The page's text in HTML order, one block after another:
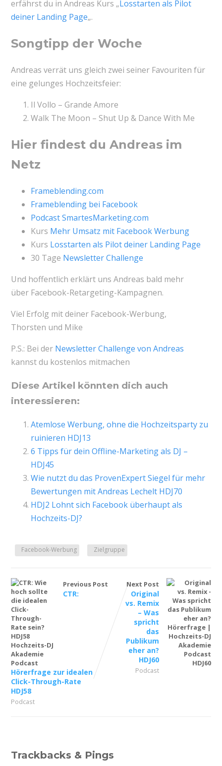
erfährst du in Andreas Kurs „Losstarten als Pilot
deiner Landing Page„.
Songtipp der Woche
Andreas verrät uns gleich zwei seiner Favouriten für
eine gelunges Hochzeitsfeier:
Il Vollo – Grande Amore
Walk The Moon – Shut Up & Dance With Me
Hier findest du Andreas im
Netz
Frameblending.com
Frameblending bei Facebook
Podcast SmartesMarketing.com
Kurs Mehr Umsatz mit Facebook Werbung
Kurs Losstarten als Pilot deiner Landing Page
30 Tage Newsletter Challenge
Und hoffentlich erklärt uns Andreas bald mehr
über Facebook-Retargeting-Kampagnen.
Viel Erfolg mit deiner Facebook-Werbung,
Thorsten und Mike
P.S.: Bei der Newsletter Challenge von Andreas
kannst du kostenlos mitmachen
Diese Artikel könnten dich auch
interessieren:
Atemlose Werbung, ohne die Hochzeitsparty zu
ruinieren HDJ13
6 Tipps für dein Offline-Marketing als DJ –
HDJ45
Wie nutzt du das ProvenExpert Siegel für mehr
Bewertungen mit Andreas Lechelt HDJ70
HDJ2 Lohnt sich Facebook überhaupt als
Hochzeits-DJ?
Facebook-Werbung Zielgruppe
Previous Post
CTR:
Hörerfrage zur idealen
Click-Through-Rate
HDJ58
Podcast
Next Post
Original
vs. Remix
– Was
spricht
das
Publikum
eher an?
HDJ60
Podcast
Trackbacks & Pings